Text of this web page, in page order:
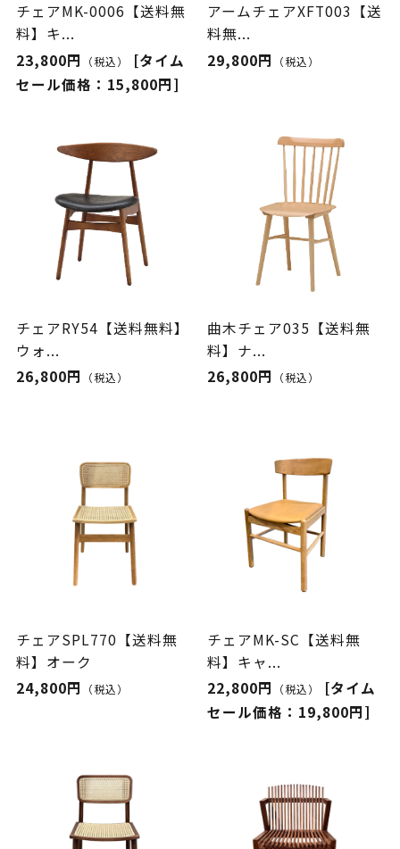
チェアMK-0006【送料無
料】キ...
23,800円
（税込）
[タイム
セール価格：15,800円]
アームチェアXFT003【送
料無...
29,800円
（税込）
チェアRY54【送料無料】
ウォ...
26,800円
（税込）
曲木チェア035【送料無
料】ナ...
26,800円
（税込）
チェアSPL770【送料無
料】オーク
24,800円
（税込）
チェアMK-SC【送料無
料】キャ...
22,800円
（税込）
[タイム
セール価格：19,800円]